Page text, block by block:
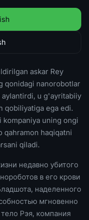
askar Rey
qonidagi nanorobotlar
u g'ayritabiiy
qobiliyatiga ega edi.
kompaniya uning ongi
qahramon haqiqatni
qiladi.
недавно убитого
в его крови
наделенного
мгновенно
Рэя, компания